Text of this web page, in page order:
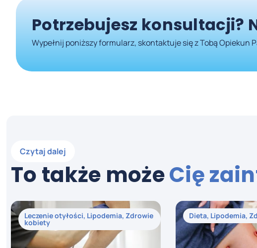
Potrzebujesz konsultacji?
Wypełnij poniższy formularz, skontaktuje się z Tobą Opiekun
Czytaj dalej
To także możeCię
Leczenie otyłości, Lipodemia, Zdrowie
kobiety
Dieta, Lipodemia,